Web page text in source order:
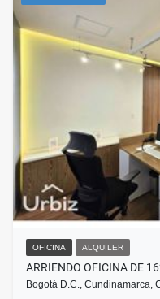
OFICINA ALQUILER
ARRIENDO OFICINA DE
Bogotá D.C., Cundinamarca,